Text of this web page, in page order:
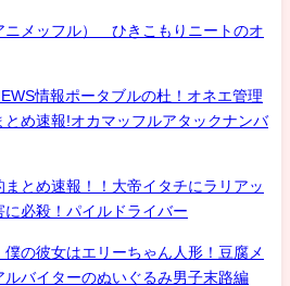
ニメッフル） ひきこもりニートのオ
情報ポータブルの杜！オネエ管理
とめ速報!オカマッフルアタックナンバ
とめ速報！！大帝イタチにラリアッ
に必殺！パイルドライバー
の彼女はエリーちゃん人形！豆腐メ
ルバイターのぬいぐるみ男子末路編